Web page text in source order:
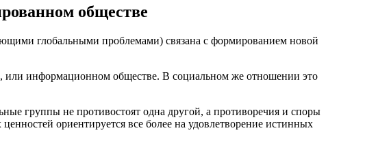
обществе
глобальными проблемами) связана с формированием новой
или информационном обществе. В социальном же отношении это
группы не противостоят одна другой, а противоречия и споры
ориентируется все более на удовлетворение истинных